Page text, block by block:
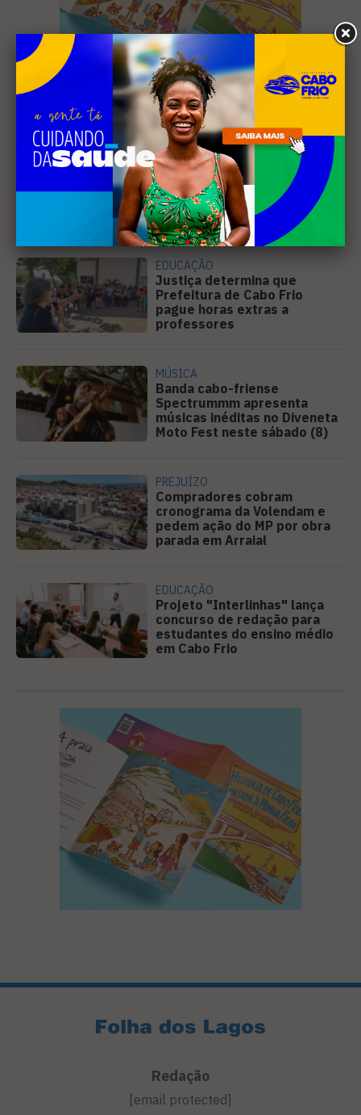
Leia Também
EDUCAÇÃO
Justiça determina que
Prefeitura de Cabo Frio
pague horas extras a
professores
MÚSICA
Banda cabo-friense
Spectrummm apresenta
músicas inéditas no Diveneta
Moto Fest neste sábado (8)
PREJUÍZO
Compradores cobram
cronograma da Volendam e
pedem ação do MP por obra
parada em Arraial
EDUCAÇÃO
Projeto "Interlinhas" lança
concurso de redação para
estudantes do ensino médio
em Cabo Frio
Redação
[email protected]